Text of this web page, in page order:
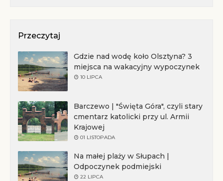
Przeczytaj
Gdzie nad wodę koło Olsztyna? 3
miejsca na wakacyjny wypoczynek
10 LIPCA
Barczewo | "Święta Góra", czyli stary
cmentarz katolicki przy ul. Armii
Krajowej
01 LISTOPADA
Na małej plaży w Słupach |
Odpoczynek podmiejski
22 LIPCA